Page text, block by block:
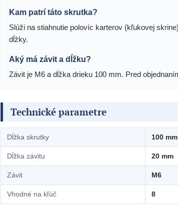
Kam patrí táto skrutka?
Slúži na stiahnutie polovíc karterov (kľukovej
dĺžky.
Aký má závit a dĺžku?
Závit je M6 a dĺžka drieku 100 mm. Pred
Technické parametre
Dĺžka skrutky 100 mm
Dĺžka závitu 20 mm
Závit M6
Vhodné na kľúč 8